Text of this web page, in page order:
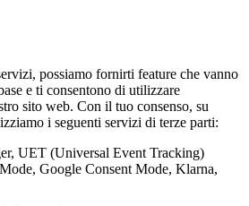
possiamo fornirti feature che vanno
e ti consentono di utilizzare
sito web. Con il tuo consenso, su
i seguenti servizi di terze parti:
UET (Universal Event Tracking)
Google Consent Mode, Klarna,